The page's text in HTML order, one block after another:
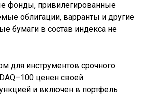
фонды, привилегированные
облигации, варранты и другие
бумаги в состав индекса не
для инструментов срочного
ценен своей
и включен в портфель